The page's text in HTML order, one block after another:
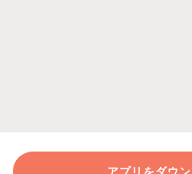
アプリをダウ